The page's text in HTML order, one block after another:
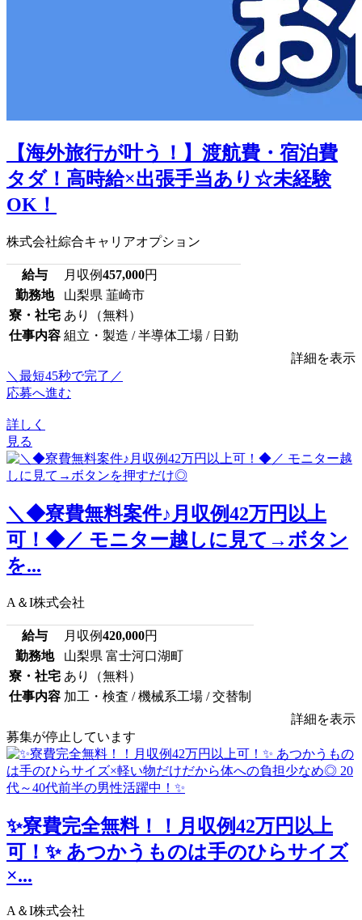
【海外旅行が叶う！】渡航費・宿泊費
タダ！高時給×出張手当あり☆未経験
OK！
株式会社綜合キャリアオプション
給与 月収例457,000円
勤務地
山梨県 韮崎市
寮・社宅 あり（無料）
仕事内容 組立・製造 / 半導体工場 / 日勤
詳細を表示
＼最短45秒で完了／
応募へ進む
詳しく
見る
＼◆寮費無料案件♪月収例42万円以上
可！◆／ モニター越しに見て→ボタン
を...
A＆I株式会社
給与 月収例420,000円
勤務地
山梨県 富士河口湖町
寮・社宅 あり（無料）
仕事内容 加工・検査 / 機械系工場 / 交替制
詳細を表示
募集が停止しています
✨寮費完全無料！！月収例42万円以上
可！✨ あつかうものは手のひらサイズ
×...
A＆I株式会社